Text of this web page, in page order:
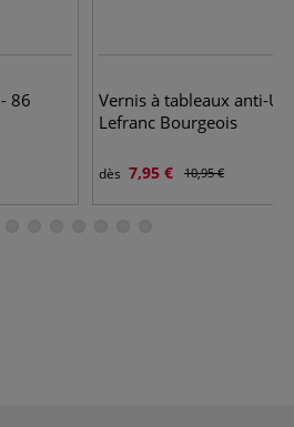
86
Vernis à tableaux anti-
Lefranc Bourgeois
dès 7,95 € 10,95 €